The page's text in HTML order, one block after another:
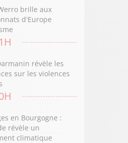
brille aux
d'Europe
révèle les
sur les violences
en Bourgogne :
révèle un
climatique